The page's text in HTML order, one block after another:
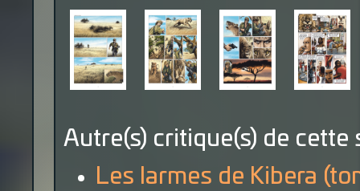
Autre(s) critique(s) de cette
Les larmes de Kibera